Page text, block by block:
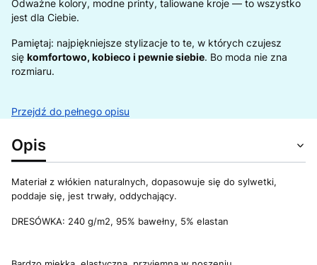
Odważne kolory, modne printy, taliowane kroje — to wszystko
jest dla Ciebie.
Pamiętaj: najpiękniejsze stylizacje to te, w których czujesz
się komfortowo, kobieco i pewnie siebie. Bo moda nie zna
rozmiaru.
Przejdź do pełnego opisu
Opis
Materiał z włókien naturalnych, dopasowuje się do sylwetki,
poddaje się, jest trwały, oddychający.
DRESÓWKA: 240 g/m2, 95% bawełny, 5% elastan